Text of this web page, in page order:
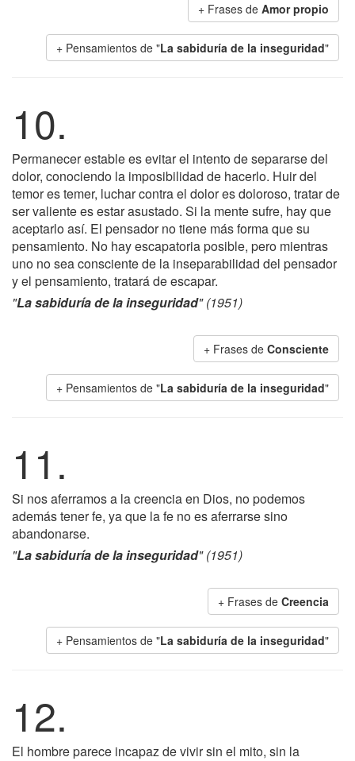
+ Frases de Amor propio
+ Pensamientos de "La sabiduría de la inseguridad"
10.
Permanecer estable es evitar el intento de separarse del
dolor, conociendo la imposibilidad de hacerlo. Huir del
temor es temer, luchar contra el dolor es doloroso, tratar de
ser valiente es estar asustado. Si la mente sufre, hay que
aceptarlo así. El pensador no tiene más forma que su
pensamiento. No hay escapatoria posible, pero mientras
uno no sea consciente de la inseparabilidad del pensador
y el pensamiento, tratará de escapar.
"La sabiduría de la inseguridad" (1951)
+ Frases de Consciente
+ Pensamientos de "La sabiduría de la inseguridad"
11.
Si nos aferramos a la creencia en Dios, no podemos
además tener fe, ya que la fe no es aferrarse sino
abandonarse.
"La sabiduría de la inseguridad" (1951)
+ Frases de Creencia
+ Pensamientos de "La sabiduría de la inseguridad"
12.
El hombre parece incapaz de vivir sin el mito, sin la